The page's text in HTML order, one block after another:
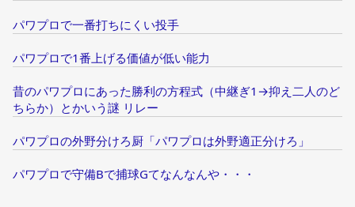
パワプロで一番打ちにくい投手
パワプロで1番上げる価値が低い能力
昔のパワプロにあった勝利の方程式（中継ぎ1→抑え二人のど
ちらか）とかいう謎 リレー
パワプロの外野分けろ厨「パワプロは外野適正分けろ」
パワプロで守備Bで捕球Gてなんなんや・・・